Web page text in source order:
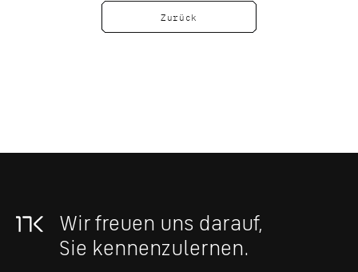
Zurück
Wir freuen uns darauf,
Sie kennen­zulernen.